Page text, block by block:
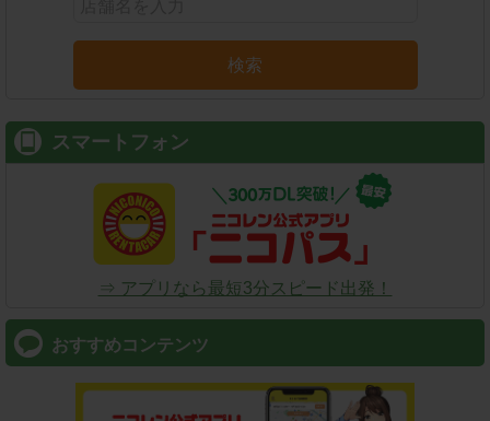
検索
スマートフォン
⇒ アプリなら最短3分スピード出発！
おすすめコンテンツ